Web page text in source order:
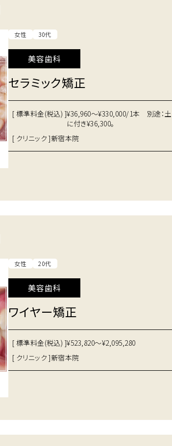
女性 30代
美容歯科
セラミック矯正
[ 標準料金(税込) ]¥36,960～¥330,000/1本 別途：土
に付き¥36,300。
[ クリニック ]新宿本院
女性 20代
美容歯科
ワイヤー矯正
[ 標準料金(税込) ]¥523,820～¥2,095,280
[ クリニック ]新宿本院